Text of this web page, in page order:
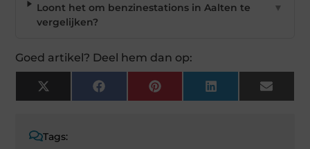
Loont het om benzinestations in Aalten te
vergelijken?
▼
Goed artikel? Deel hem dan op:
X
(Twitter)
Facebook Pinterest LinkedIn Email
Tags: